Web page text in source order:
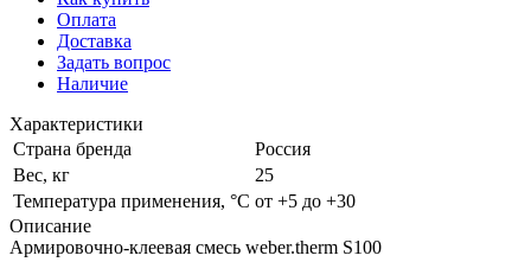
Оплата
Доставка
Задать вопрос
Наличие
Характеристики
Страна бренда
Россия
Вес, кг
25
Температура применения, °С от +5 до +30
Описание
Армировочно-клеевая смесь weber.therm S100